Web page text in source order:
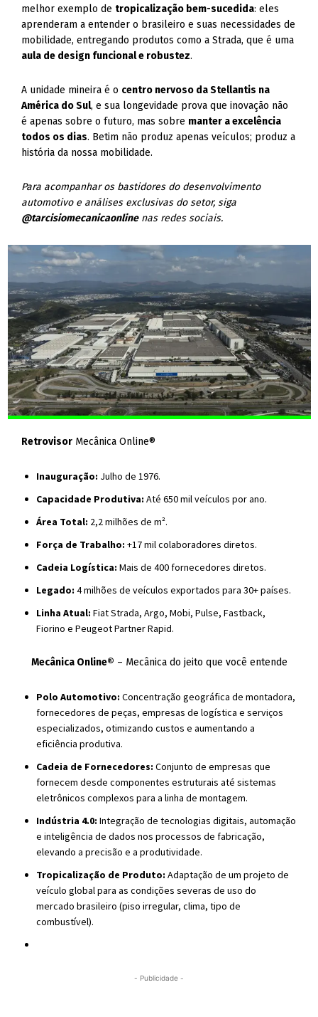
melhor exemplo de tropicalização bem-sucedida: eles
aprenderam a entender o brasileiro e suas necessidades de
mobilidade, entregando produtos como a Strada, que é uma
aula de design funcional e robustez.
A unidade mineira é o centro nervoso da Stellantis na
América do Sul, e sua longevidade prova que inovação não
é apenas sobre o futuro, mas sobre manter a excelência
todos os dias. Betim não produz apenas veículos; produz a
história da nossa mobilidade.
Para acompanhar os bastidores do desenvolvimento
automotivo e análises exclusivas do setor, siga
@tarcisiomecanicaonlinenas redes sociais.
Retrovisor Mecânica Online®
Inauguração: Julho de 1976.
Capacidade Produtiva: Até 650 mil veículos por ano.
Área Total: 2,2 milhões de m².
Força de Trabalho: +17 mil colaboradores diretos.
Cadeia Logística: Mais de 400 fornecedores diretos.
Legado: 4 milhões de veículos exportados para 30+ países.
Linha Atual: Fiat Strada, Argo, Mobi, Pulse, Fastback,
Fiorino e Peugeot Partner Rapid.
Mecânica Online® – Mecânica do jeito que você entende
Polo Automotivo: Concentração geográfica de montadora,
fornecedores de peças, empresas de logística e serviços
especializados, otimizando custos e aumentando a
eficiência produtiva.
Cadeia de Fornecedores: Conjunto de empresas que
fornecem desde componentes estruturais até sistemas
eletrônicos complexos para a linha de montagem.
Indústria 4.0: Integração de tecnologias digitais, automação
e inteligência de dados nos processos de fabricação,
elevando a precisão e a produtividade.
Tropicalização de Produto: Adaptação de um projeto de
veículo global para as condições severas de uso do
mercado brasileiro (piso irregular, clima, tipo de
combustível).
- Publicidade -